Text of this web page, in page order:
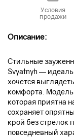
Условия
продажи
Описание:
Стильные
Svyatnyh —
хочется
комфорта. Модель
которая приятна
сохраняет
крой без стрелок
повседневный